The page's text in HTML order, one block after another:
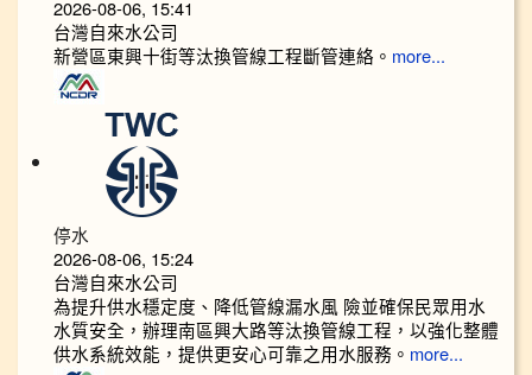
2026-08-06, 15:41
台灣自來水公司
新營區東興十街等汰換管線工程斷管連絡。 more...
停水
2026-08-06, 15:24
台灣自來水公司
為提升供水穩定度、降低管線漏水風 險並確保民眾用水
水質安全，辦理南區興大路等汰換管線工程，以強化整體
供水系統效能，提供更安心可靠之用水服務。 more...